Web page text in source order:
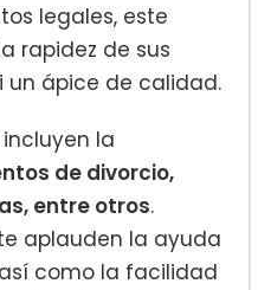
legales, este
rapidez de sus
un ápice de calidad.
la
de divorcio,
entre otros.
aplauden la ayuda
como la facilidad